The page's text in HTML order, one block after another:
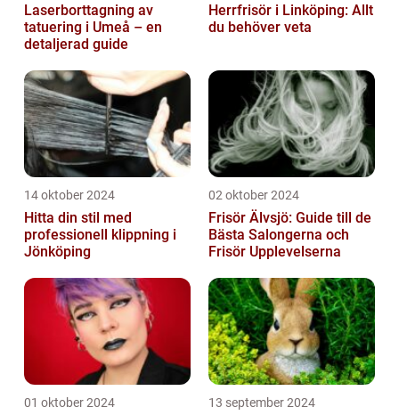
Laserborttagning av
tatuering i Umeå – en
detaljerad guide
Herrfrisör i Linköping: Allt
du behöver veta
14 oktober 2024
Hitta din stil med
professionell klippning i
Jönköping
02 oktober 2024
Frisör Älvsjö: Guide till de
Bästa Salongerna och
Frisör Upplevelserna
01 oktober 2024 13 september 2024